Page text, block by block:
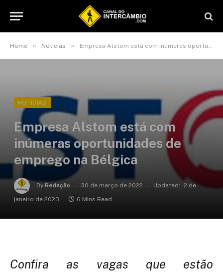
Home » Notícias » Empresa Alstom está com inúmeras oportunidades de emprego na Bélgica
NOTÍCIAS
Empresa Alstom está com
inúmeras oportunidades de
emprego na Bélgica
By Redação 30 de março de 2022 Updated: 2 de
janeiro de 2023
6 Mins Read
Confira as vagas que estão